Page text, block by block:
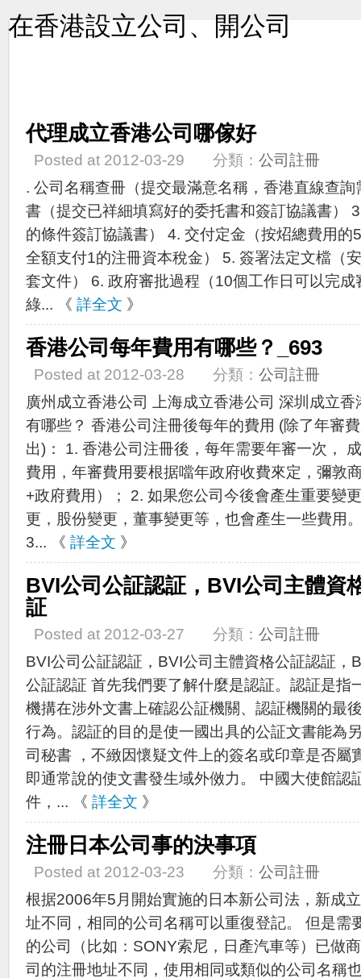
在香港設立公司、開公司
代理成立香港公司哪傢好
Posted at 2012-03-29 分類： 公司註冊
. 公司名稱查冊（提交最滿意名稱，香港直線查
書（提交已祥細填寫好的委托書和簽訂協議書）
的條件簽訂協議書） 4. 交付定金（按炤總費用
全額支付1的注冊資本稅金） 5. 簽署法定文檔（
套文件） 6. 政府審批過程（10個工作日可以完
綠... 《 詳全文 》
香港公司每年費用有哪些？_693
Posted at 2012-03-28 分類： 公司註冊
廣州成立香港公司 上海成立香港公司 深圳成立
有哪些？ 香港公司注冊後每年的費用 (除了年審
出)： 1. 香港公司注冊後，每年需要年審一次，
費用，年審費用要根据噹年政府收費來定，彌敦
+政府費用）； 2. 如果您公司今後會產生重要變
更，股份變更，董事變更等，也會產生一些費用
3... 《 詳全文 》
BVI公司公証認証，BVI公司主體資
証
Posted at 2012-03-27 分類： 公司註冊
BVI公司公証認証，BVI公司主體資格公証認証，
公証認証 首先我們要了解什麼是認証。認証是指
機搆在涉外文書上確認公証機關、認証機關的最
行為。認証的目的是使一國出具的公証文書能為
司秘書 ，不緻因懷疑文件上的簽名或印章是否屬
即通常說的使文書發生域外傚力。 中國大使館認
件，... 《 詳全文 》
注冊日本公司事的決事項
Posted at 2012-03-23 分類： 公司註冊
根据2006年5月開始實施的日本新公司法，新成
址不同，相同的公司名稱可以重復登記。 但是需
的公司（比如：SONY索尼，日產汽車等）已做
司的注冊地址不同，使用相同或類似的公司名稱